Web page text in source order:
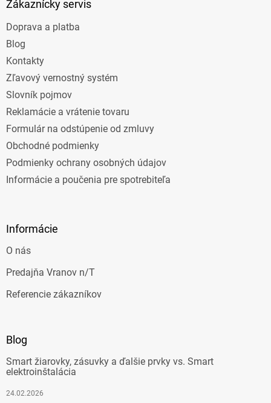
Zákaznícky servis
Doprava a platba
Blog
Kontakty
Zľavový vernostný systém
Slovník pojmov
Reklamácie a vrátenie tovaru
Formulár na odstúpenie od zmluvy
Obchodné podmienky
Podmienky ochrany osobných údajov
Informácie a poučenia pre spotrebiteľa
Informácie
O nás
Predajňa Vranov n/T
Referencie zákazníkov
Blog
Smart žiarovky, zásuvky a ďalšie prvky vs. Smart
elektroinštalácia
24.02.2026